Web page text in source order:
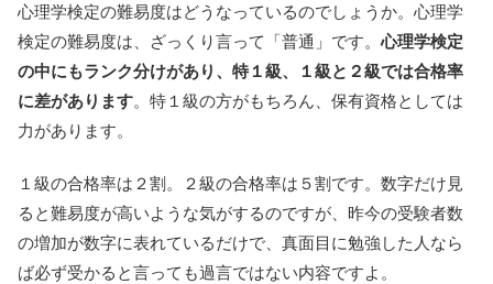
心理学検定の難易度はどうなっているのでしょうか。心理学
検定の難易度は、ざっくり言って「普通」です。心理学検定
の中にもランク分けがあり、特１級、１級と２級では合格率
に差があります。特１級の方がもちろん、保有資格としては
力があります。
１級の合格率は２割。２級の合格率は５割です。数字だけ見
ると難易度が高いような気がするのですが、昨今の受験者数
の増加が数字に表れているだけで、真面目に勉強した人なら
ば必ず受かると言っても過言ではない内容ですよ。